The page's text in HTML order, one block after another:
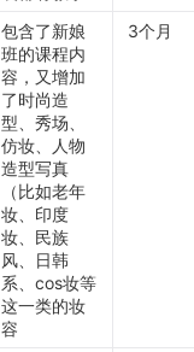
包含了新娘
班的课程内
容，又增加
了时尚造
型、秀场、
仿妆、人物
造型写真
（比如老年
妆、印度
妆、民族
风、日韩
系、cos妆等
这一类的妆
容
3个月